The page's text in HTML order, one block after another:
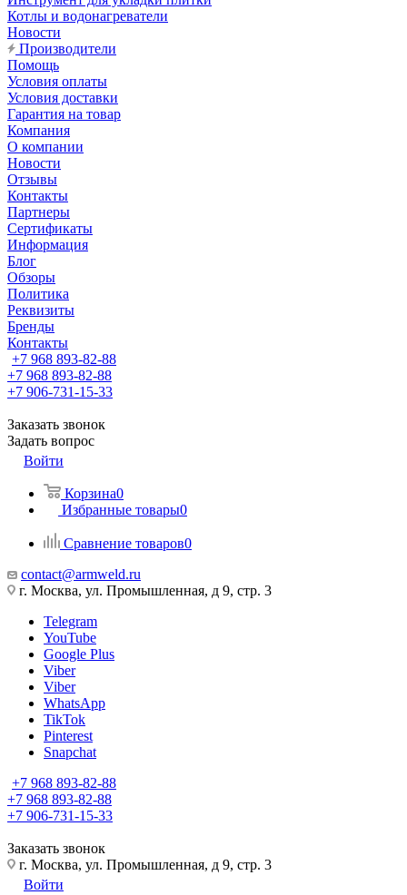
Котлы и водонагреватели
Новости
Производители
Помощь
Условия оплаты
Условия доставки
Гарантия на товар
Компания
О компании
Новости
Отзывы
Контакты
Партнеры
Сертификаты
Информация
Блог
Обзоры
Политика
Реквизиты
Бренды
Контакты
+7 968 893-82-88
+7 968 893-82-88
+7 906-731-15-33
Заказать звонок
Задать вопрос
Войти
Корзина0
Избранные товары0
Сравнение товаров0
contact@armweld.ru
г. Москва, ул. Промышленная, д 9, стр. 3
Telegram
YouTube
Google Plus
Viber
Viber
WhatsApp
TikTok
Pinterest
Snapchat
+7 968 893-82-88
+7 968 893-82-88
+7 906-731-15-33
Заказать звонок
г. Москва, ул. Промышленная, д 9, стр. 3
Войти